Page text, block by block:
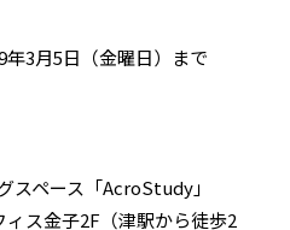
3月5日（金曜日）まで
ペース「AcroStudy」
ス金子2F（津駅から徒歩2